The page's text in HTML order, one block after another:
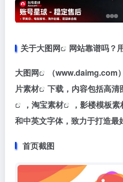
关于大图网 网站靠谱吗？
大图网 （www.daimg.com
片素材
下载，内容包括高清
， 淘宝素材
，影楼模板
和中英文字体，致力于打造最
首页截图